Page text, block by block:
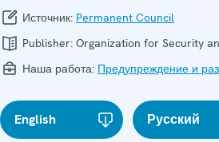
Источник: Permanent Council
Publisher: Organization for Security
Наша работа: Предупреждение и
English Русский